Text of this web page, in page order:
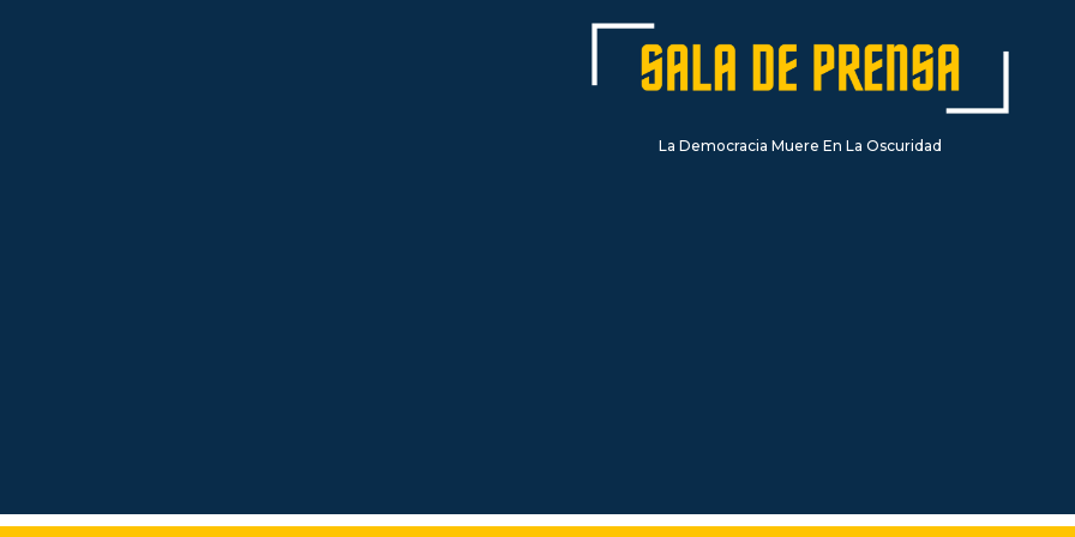
La Democracia Muere En La Oscuridad